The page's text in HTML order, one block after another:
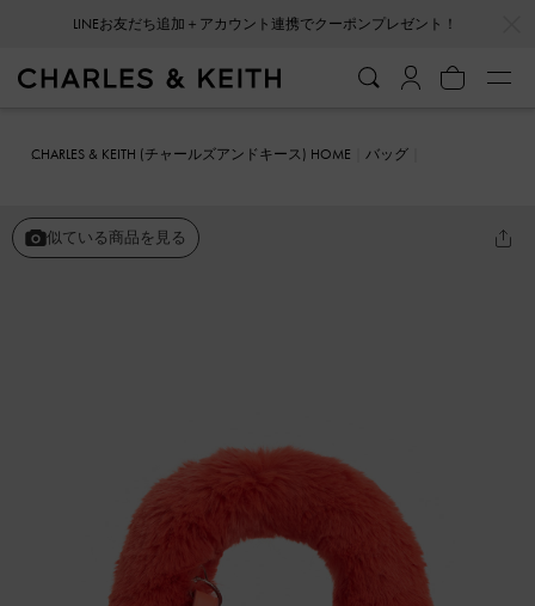
CHARLES & KEITH (チャールズアンドキース) HOME
バッグ
似ている商品を見る